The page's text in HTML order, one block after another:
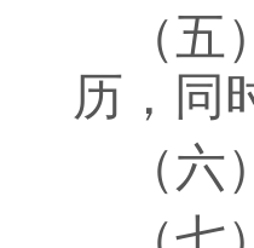
（
历，同
（